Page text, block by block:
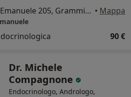
Corso Vittorio Emanuele 205, Grammichele • Mappa
90 €
Dr. Michele
Compagnone
Endocrinologo, Andrologo,